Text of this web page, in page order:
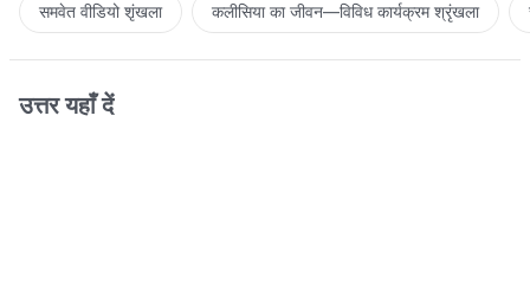
समवेत वीडियो शृंखला कलीसिया का जीवन—विविध कार्यक्रम श्रृंखला
उत्तर यहाँ दें